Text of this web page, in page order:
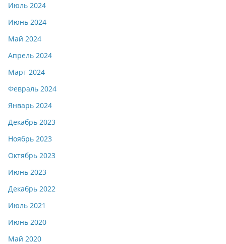
Июль 2024
Июнь 2024
Май 2024
Апрель 2024
Март 2024
Февраль 2024
Январь 2024
Декабрь 2023
Ноябрь 2023
Октябрь 2023
Июнь 2023
Декабрь 2022
Июль 2021
Июнь 2020
Май 2020